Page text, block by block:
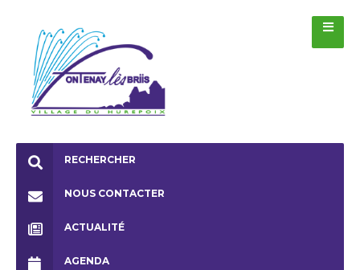
RECHERCHER
NOUS CONTACTER
ACTUALITÉ
AGENDA